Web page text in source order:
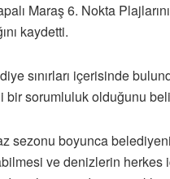
Maraş 6. Nokta
kaydetti.
sınırları içerisinde
bir sorumluluk olduğunu
sezonu boyunca
ve denizlerin herkes